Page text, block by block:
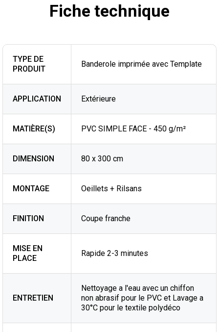
Fiche technique
TYPE DE
PRODUIT
Banderole imprimée avec Template
APPLICATION Extérieure
MATIÈRE(S) PVC SIMPLE FACE - 450 g/m²
DIMENSION 80 x 300 cm
MONTAGE Oeillets + Rilsans
FINITION Coupe franche
MISE EN
PLACE
Rapide 2-3 minutes
ENTRETIEN
Nettoyage a l'eau avec un chiffon
non abrasif pour le PVC et Lavage a
30°C pour le textile polydéco